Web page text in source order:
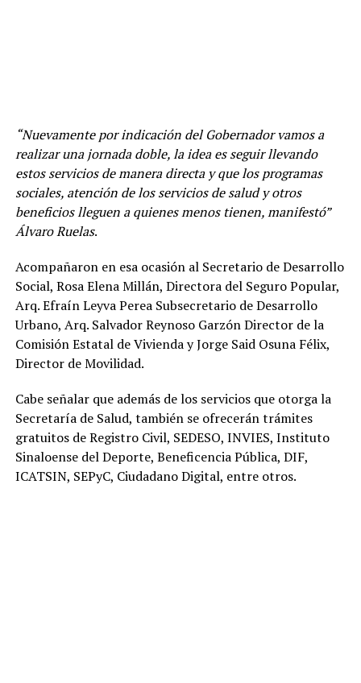
“Nuevamente por indicación del Gobernador vamos a
realizar una jornada doble, la idea es seguir llevando
estos servicios de manera directa y que los programas
sociales, atención de los servicios de salud y otros
beneficios lleguen a quienes menos tienen, manifestó”
Álvaro Ruelas.
Acompañaron en esa ocasión al Secretario de Desarrollo
Social, Rosa Elena Millán, Directora del Seguro Popular,
Arq. Efraín Leyva Perea Subsecretario de Desarrollo
Urbano, Arq. Salvador Reynoso Garzón Director de la
Comisión Estatal de Vivienda y Jorge Said Osuna Félix,
Director de Movilidad.
Cabe señalar que además de los servicios que otorga la
Secretaría de Salud, también se ofrecerán trámites
gratuitos de Registro Civil, SEDESO, INVIES, Instituto
Sinaloense del Deporte, Beneficencia Pública, DIF,
ICATSIN, SEPyC, Ciudadano Digital, entre otros.